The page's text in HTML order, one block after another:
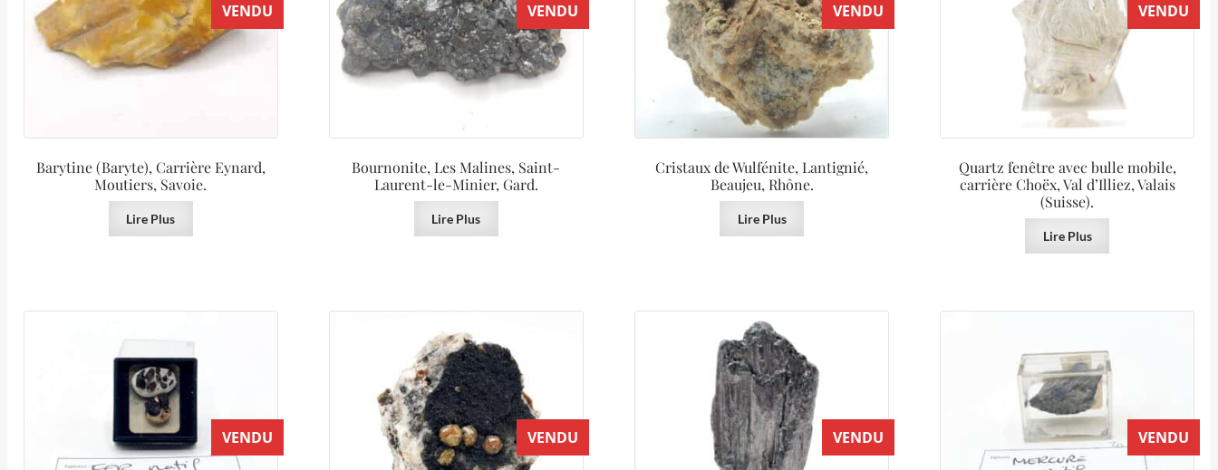
VENDU
Barytine (Baryte), Carrière Eynard,
Moutiers, Savoie.
Lire Plus
VENDU
Bournonite, Les Malines, Saint-
Laurent-le-Minier, Gard.
Lire Plus
VENDU
Cristaux de Wulfénite, Lantignié,
Beaujeu, Rhône.
Lire Plus
VENDU
Quartz fenêtre avec bulle mobile,
carrière Choëx, Val d’Illiez, Valais
(Suisse).
Lire Plus
VENDU VENDU VENDU VENDU